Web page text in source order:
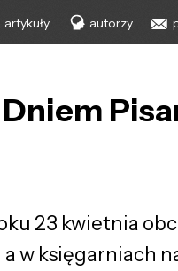
artykuły autorzy
23 kwietnia
w księgarniach